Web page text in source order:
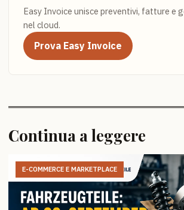
Easy Invoice unisce preventivi, fatture e
nel cloud.
Prova Easy Invoice
Continua a leggere
E-COMMERCE E MARKETPLACE